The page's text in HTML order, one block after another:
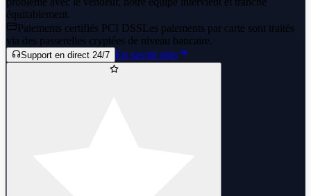
équitablement.
Paiements certifiés PCI DSSLes paiements par carte sont traités
via des passerelles cryptées de niveau bancaire.
Support en direct 24/7 En savoir plus